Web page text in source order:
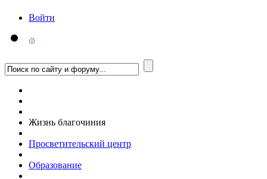
Войти
Жизнь благочиния
Просветительский центр
Образование